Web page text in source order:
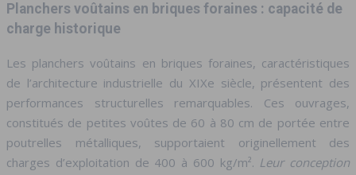
Planchers voûtains en briques foraines : capacité de
charge historique
Les planchers voûtains en briques foraines, caractéristiques
de l’architecture industrielle du XIXe siècle, présentent des
performances structurelles remarquables. Ces ouvrages,
constitués de petites voûtes de 60 à 80 cm de portée entre
poutrelles métalliques, supportaient originellement des
charges d’exploitation de 400 à 600 kg/m². Leur conception